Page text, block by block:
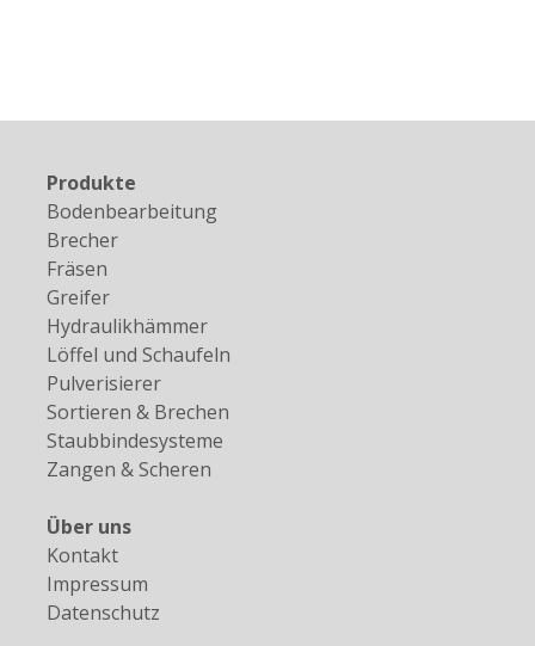
diente der Wirtschaftspark Enns/Hafen in
Ausstellungsfläche […]
Produkte
Bodenbearbeitung
Brecher
Fräsen
Greifer
Hydraulikhämmer
Löffel und Schaufeln
Pulverisierer
Sortieren & Brechen
Staubbindesysteme
Zangen & Scheren
Über uns
Kontakt
Impressum
Datenschutz